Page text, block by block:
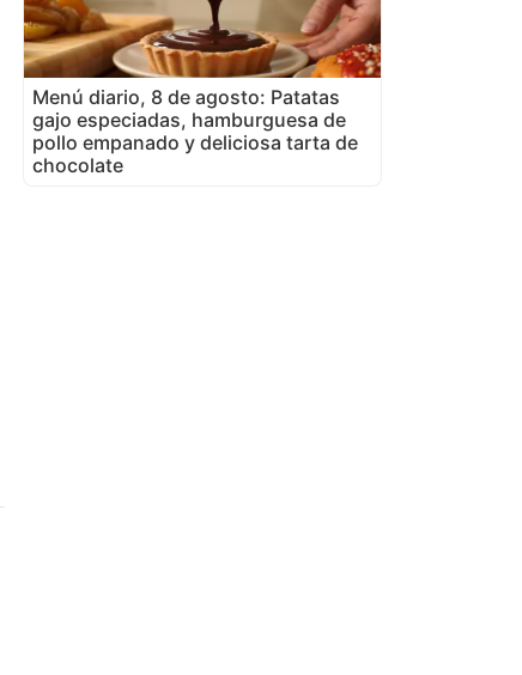
Menú diario, 8 de agosto: Patatas
gajo especiadas, hamburguesa de
pollo empanado y deliciosa tarta de
chocolate